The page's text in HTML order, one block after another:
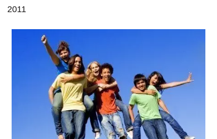
2011